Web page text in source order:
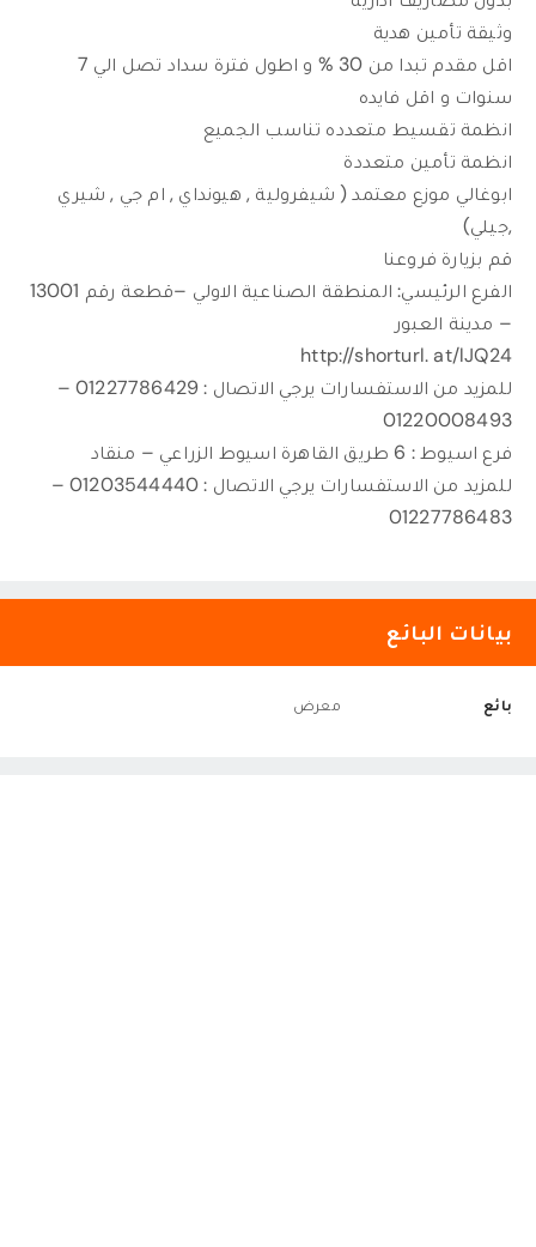
وثيقة تأمين هدية
اقل مقدم تبدا من 30 % و اطول فترة سداد تصل الي 7
سنوات و اقل فايده
انظمة تقسيط متعدده تناسب الجميع
انظمة تأمين متعددة
ابوغالي موزع معتمد ( شيفرولية , هيونداي , ام جي , شيري
,جيلي)
قم بزيارة فروعنا
الفرع الرئيسي: المنطقة الصناعية الاولي –قطعة رقم 13001
– مدينة العبور
http://shorturl. at/lJQ24
للمزيد من الاستفسارات يرجي الاتصال : 01227786429 –
01220008493
فرع اسيوط : 6 طريق القاهرة اسيوط الزراعي – منقاد
للمزيد من الاستفسارات يرجي الاتصال : 01203544440 –
01227786483
بيانات البائع
بائع معرض